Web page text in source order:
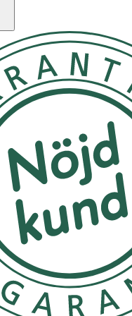
till följd av att barnet
om de dricker
barnet får använda
och framför allt på
Användning:
Rengör noggrant
att säkerställa hygienen.
böjning eller
Inte lämplig för ugn
till att handtaget är
FOR USE: For your
and
decay. • Always check
Throw away at the first
components not in
• Never attach to
clothing. The child can